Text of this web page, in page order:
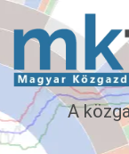
A